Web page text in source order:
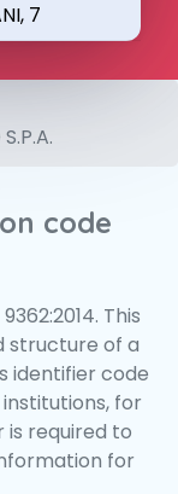
7
code
This
structure of a
identifier code
for
is required to
for